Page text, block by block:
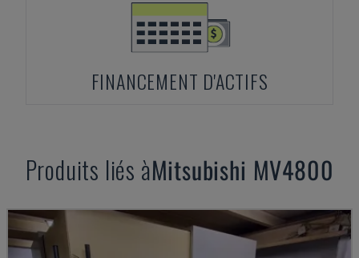
FINANCEMENT D'ACTIFS
Produits liés àMitsubishi MV4800